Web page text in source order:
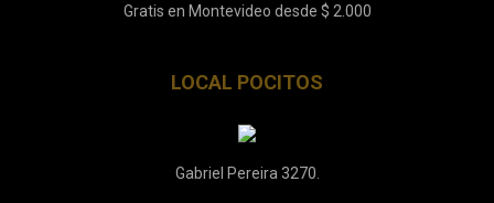
Gratis en Montevideo desde $ 2.000
LOCAL POCITOS
Gabriel Pereira 3270.